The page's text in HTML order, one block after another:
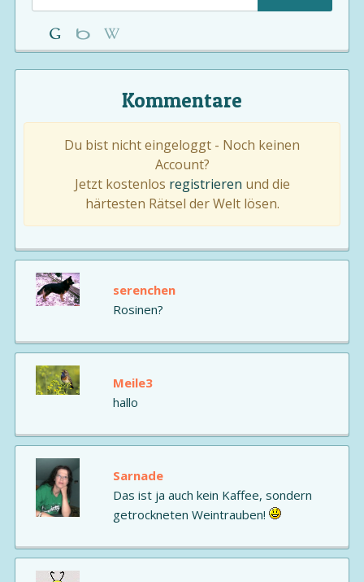
Kommentare
Du bist nicht eingeloggt - Noch keinen
Account?
Jetzt kostenlos registrieren und die
härtesten Rätsel der Welt lösen.
serenchen
Rosinen?
Meile3
hallo
Sarnade
Das ist ja auch kein Kaffee, sondern
getrockneten Weintrauben!